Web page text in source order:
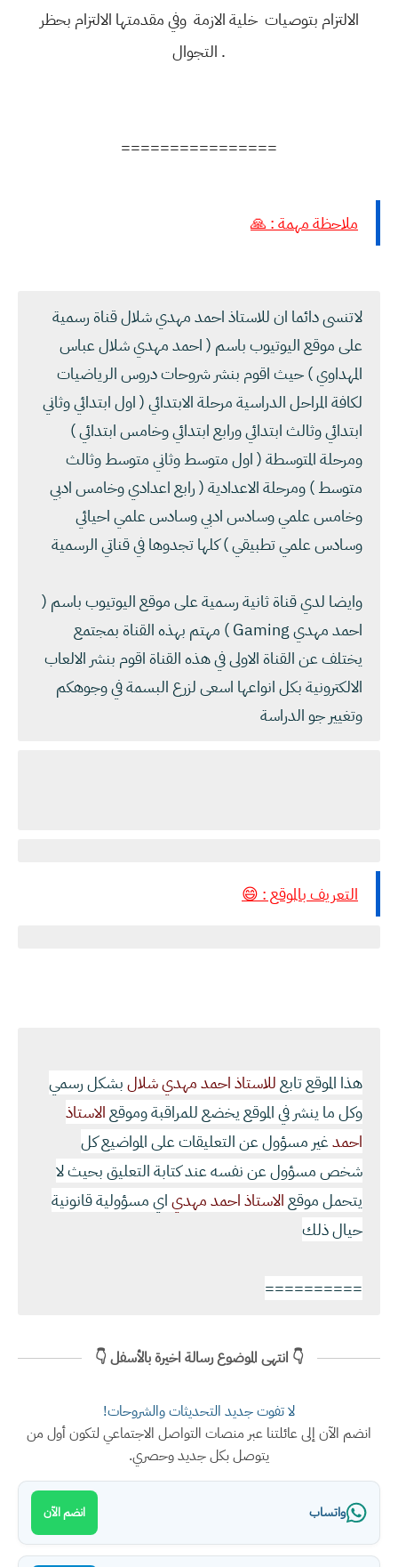
الالتزام بتوصيات خلية الازمة وفي مقدمتها الالتزام بحظر
التجوال .
================
ملاحظة مهمة : 🙏
لاتنسى دائما ان للاستاذ احمد مهدي شلال قناة رسمية
على موقع اليوتيوب باسم ( احمد مهدي شلال عباس
المهداوي ) حيث اقوم بنشر شروحات دروس الرياضيات
لكافة المراحل الدراسية مرحلة الابتدائي ( اول ابتدائي وثاني
ابتدائي وثالث ابتدائي ورابع ابتدائي وخامس ابتدائي )
ومرحلة المتوسطة ( اول متوسط وثاني متوسط وثالث
متوسط ) ومرحلة الاعدادية ( رابع اعدادي وخامس ادبي
وخامس علمي وسادس ادبي وسادس علمي احيائي
وسادس علمي تطبيقي ) كلها تجدوها في قناتي الرسمية
وايضا لدي قناة ثانية رسمية على موقع اليوتيوب باسم (
احمد مهدي Gaming ) مهتم بهذه القناة بمجتمع
يختلف عن القناة الاولى في هذه القناة اقوم بنشر الالعاب
الالكترونية بكل انواعها اسعى لزرع البسمة في وجوهكم
وتغيير جو الدراسة
التعريف بالموقع : 😄
هذا الموقع تابعللاستاذ احمد مهدي شلالبشكل رسمي
وكل ما ينشر في الموقع يخضع للمراقبة وموقعالاستاذ
احمدغير مسؤول عن التعليقات على المواضيع كل
شخص مسؤول عن نفسه عند كتابة التعليق بحيث لا
يتحمل موقعالاستاذ احمد مهدياي مسؤولية قانونية
حيال ذلك
==========
👇 انتهى الموضوع رسالة اخيرة بالأسفل 👇
لا تفوت جديد التحديثات والشروحات!
انضم الآن إلى عائلتنا عبر منصات التواصل الاجتماعي لتكون أول من
يتوصل بكل جديد وحصري.
واتساب انضم الآن